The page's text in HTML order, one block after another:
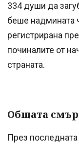
334 души да
беше надмината
регистрирана
починалите от
страната.
Общата
През